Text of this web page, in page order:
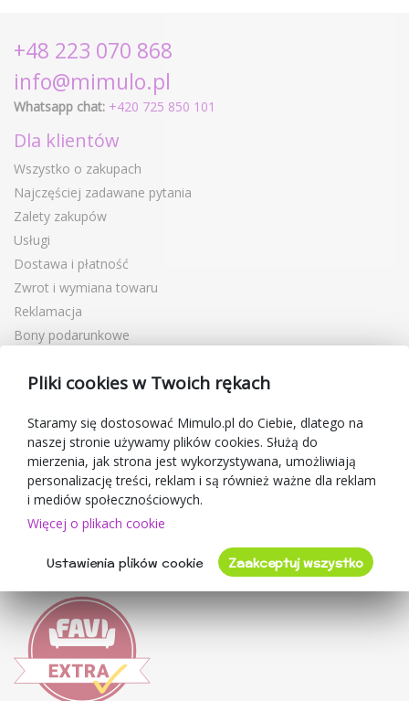
+48 223 070 868
info@mimulo.pl
Whatsapp chat: +420 725 850 101
Dla klientów
Wszystko o zakupach
Najczęściej zadawane pytania
Zalety zakupów
Usługi
Dostawa i płatność
Zwrot i wymiana towaru
Reklamacja
Bony podarunkowe
Blog
O sprzedawcy
Mimulo.pl
Regulamin sklepu
Ochrona danych osobowych GDPR
Kontakty
Oceny klientów
Pliki cookies w Twoich rękach
Staramy się dostosować Mimulo.pl do Ciebie, dlatego na
naszej stronie używamy plików cookies. Służą do
mierzenia, jak strona jest wykorzystywana, umożliwiają
personalizację treści, reklam i są również ważne dla reklam
i mediów społecznościowych.
Więcej o plikach cookie
Ustawienia plików cookie Zaakceptuj wszystko